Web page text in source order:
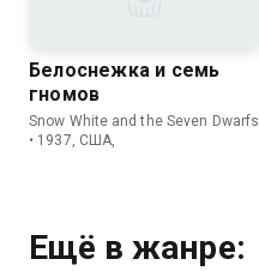
Белоснежка и семь
гномов
Snow White and the Seven Dwarfs
• 1937, США,
Ещё в жанре: